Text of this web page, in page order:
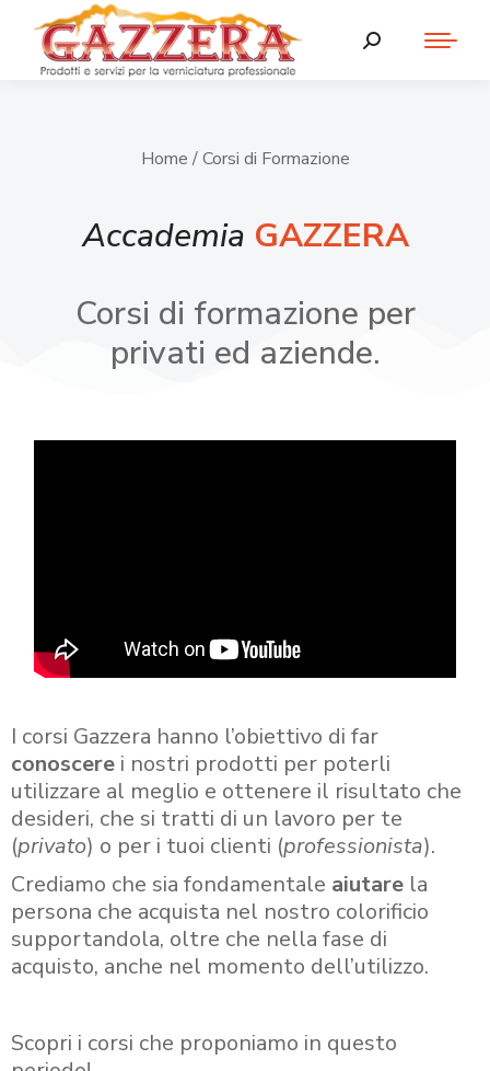
Home / Corsi di Formazione
Accademia GAZZERA
Corsi di formazione per
privati ed aziende.
I corsi Gazzera hanno l’obiettivo di far
conoscere i nostri prodotti per poterli
utilizzare al meglio e ottenere il risultato che
desideri, che si tratti di un lavoro per te
(privato) o per i tuoi clienti (professionista).
Crediamo che sia fondamentale aiutare la
persona che acquista nel nostro colorificio
supportandola, oltre che nella fase di
acquisto, anche nel momento dell’utilizzo.
Scopri i corsi che proponiamo in questo